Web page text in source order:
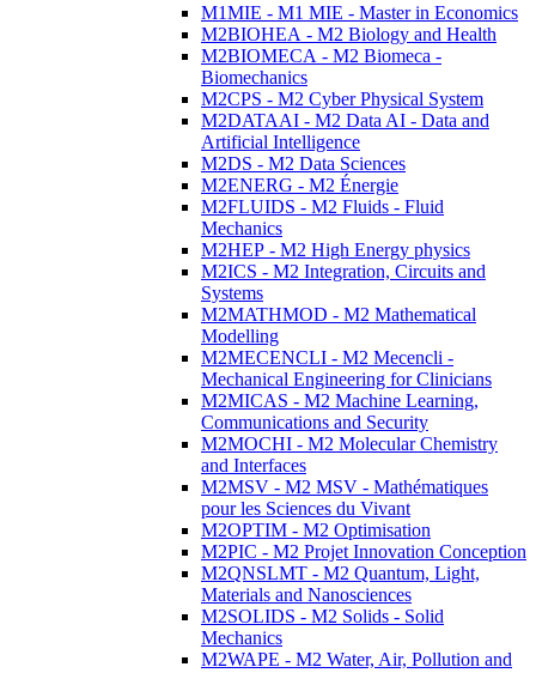
M1MIE - M1 MIE - Master in Economics
M2BIOHEA - M2 Biology and Health
M2BIOMECA - M2 Biomeca -
Biomechanics
M2CPS - M2 Cyber Physical System
M2DATAAI - M2 Data AI - Data and
Artificial Intelligence
M2DS - M2 Data Sciences
M2ENERG - M2 Énergie
M2FLUIDS - M2 Fluids - Fluid
Mechanics
M2HEP - M2 High Energy physics
M2ICS - M2 Integration, Circuits and
Systems
M2MATHMOD - M2 Mathematical
Modelling
M2MECENCLI - M2 Mecencli -
Mechanical Engineering for Clinicians
M2MICAS - M2 Machine Learning,
Communications and Security
M2MOCHI - M2 Molecular Chemistry
and Interfaces
M2MSV - M2 MSV - Mathématiques
pour les Sciences du Vivant
M2OPTIM - M2 Optimisation
M2PIC - M2 Projet Innovation Conception
M2QNSLMT - M2 Quantum, Light,
Materials and Nanosciences
M2SOLIDS - M2 Solids - Solid
Mechanics
M2WAPE - M2 Water, Air, Pollution and